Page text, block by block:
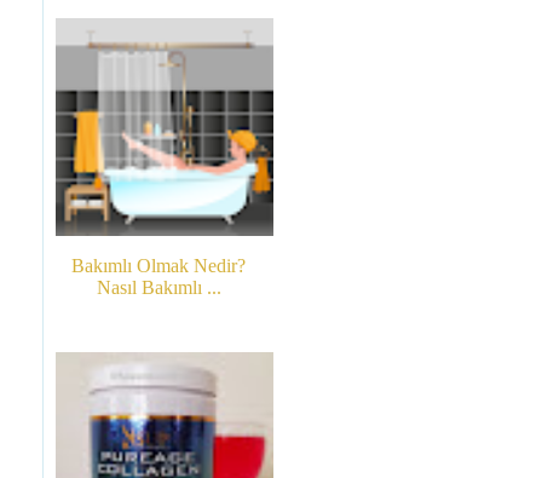
Bakımlı Olmak Nedir?
Nasıl Bakımlı ...